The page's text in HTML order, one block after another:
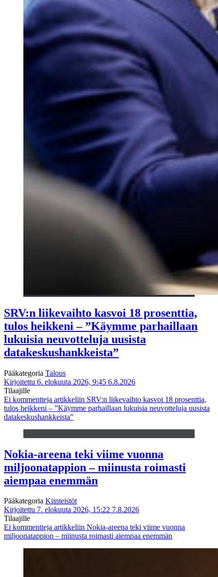
SRV:n liikevaihto kasvoi 18 prosenttia,
tulos heikkeni – ”Käymme parhaillaan
lukuisia neuvotteluja uusista
datakeskushankkeista”
Pääkategoria Talous
Kirjoitettu 6. elokuuta 2026, 9:45 6.8.2026
Tilaajille
Ei kommentteja artikkeliin SRV:n liikevaihto kasvoi 18 prosenttia,
tulos heikkeni – ”Käymme parhaillaan lukuisia neuvotteluja uusista
datakeskushankkeista”
Nokia-areena teki viime vuonna
miljoonatappion – miinusta roimasti
aiempaa enemmän
Pääkategoria Kiinteistöt
Kirjoitettu 7. elokuuta 2026, 15:22 7.8.2026
Tilaajille
Ei kommentteja artikkeliin Nokia-areena teki viime vuonna
miljoonatappion – miinusta roimasti aiempaa enemmän